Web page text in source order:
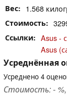
Вес 1.568
Стоимость
Ссылки
Asus -
Asus
Усреднённая
Усреднено 4
Стоимость: -